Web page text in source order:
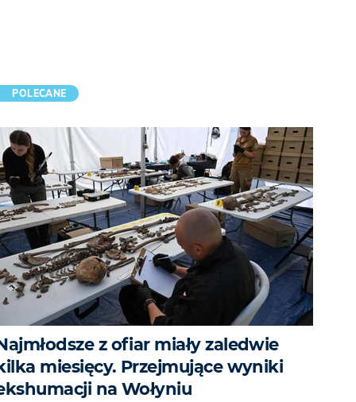
POLECANE
z ofiar miały zaledwie
miesięcy. Przejmujące wyniki
na Wołyniu